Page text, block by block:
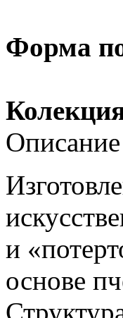
Форма
Описание
и
основе